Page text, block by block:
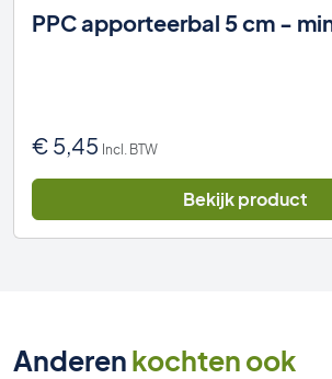
PPC apporteerbal 5 cm -
€ 5,45 Incl. BTW
Bekijk product
Anderenkochten ook